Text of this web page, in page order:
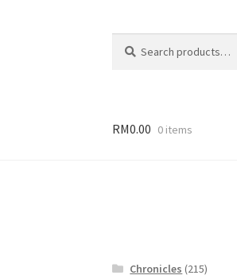
for:
RM0.00 0 items
Chronicles (215)